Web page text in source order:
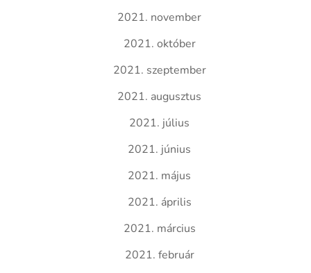
2021. november
2021. október
2021. szeptember
2021. augusztus
2021. július
2021. június
2021. május
2021. április
2021. március
2021. február